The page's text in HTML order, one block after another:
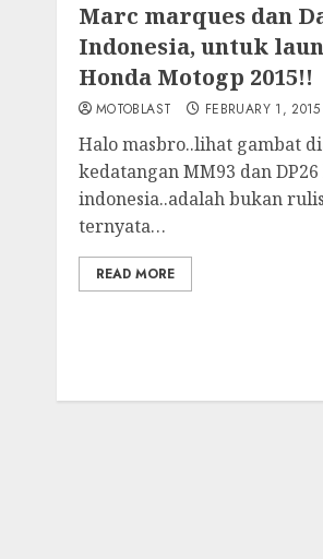
Marc marques dan
Indonesia, untuk
Honda Motogp 2015!!
MOTOBLAST FEBRUARY 1, 2015
Halo masbro..lihat gambat
kedatangan MM93 dan DP26
indonesia..adalah bukan
ternyata…
READ MORE